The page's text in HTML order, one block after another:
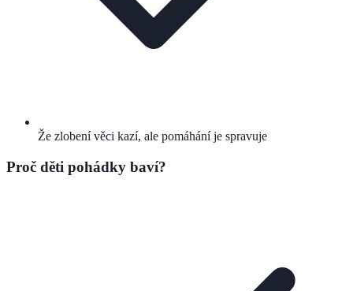
Že zlobení věci kazí, ale pomáhání je spravuje
Proč děti pohádky baví?